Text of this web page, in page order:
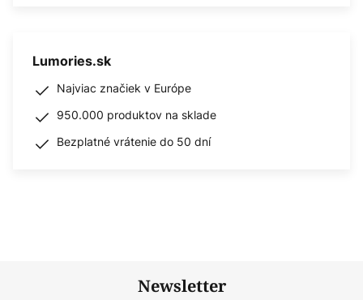
Lumories.sk
Najviac značiek v Európe
950.000 produktov na sklade
Bezplatné vrátenie do 50 dní
Newsletter